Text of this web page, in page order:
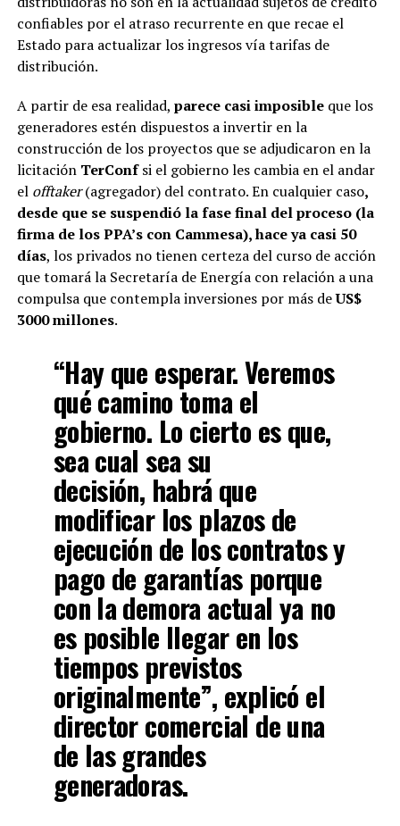
confiables por el atraso recurrente en que recae el
Estado para actualizar los ingresos vía tarifas de
distribución.
A partir de esa realidad, parece casi imposibleque los
generadores estén dispuestos a invertir en la
construcción de los proyectos que se adjudicaron en la
licitación TerConfsi el gobierno les cambia en el andar
el offtaker(agregador) del contrato. En cualquier caso,
desde que se suspendió la fase final del proceso (la
firma de los PPA’s con Cammesa), hace ya casi 50
días, los privados no tienen certeza del curso de acción
que tomará la Secretaría de Energía con relación a una
compulsa que contempla inversiones por más deUS$
3000 millones.
“Hay que esperar.Veremos
qué camino toma el
gobierno. Lo cierto es que,
sea cual sea su
decisión, habrá que
modificar los plazos de
ejecución de los contratosy
pago de garantías porque
con la demora actual ya no
es posible llegar en los
tiempos previstos
originalmente”, explicó el
director comercial de una
de las grandes
generadoras.